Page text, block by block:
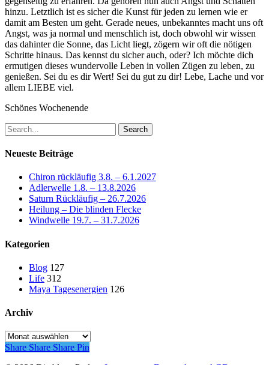
hinzu. Letztlich ist es sicher die Kunst für jeden zu lernen wie er
damit am Besten um geht. Gerade neues, unbekanntes macht uns oft
Angst, was ja normal und menschlich ist, doch obwohl wir wissen
das dahinter die Sonne, das Licht liegt, zögern wir oft die nötigen
Schritte hinaus. Das kennst du sicher auch, oder? Ich möchte dich
ermutigen dieses wundervolle Leben in vollen Zügen zu leben, zu
genießen. Sei du es dir Wert! Sei du gut zu dir! Lebe, Lache und vor
allem LIEBE viel.
Schönes Wochenende
Search
Neueste Beiträge
Chiron rückläufig 3.8. – 6.1.2027
Adlerwelle 1.8. – 13.8.2026
Saturn Rückläufig – 26.7.2026
Heilung – Die blinden Flecke
Windwelle 19.7. – 31.7.2026
Kategorien
Blog 127
Life 312
Maya Tagesenergien 126
Archiv
Archiv
Share Share Share Pin